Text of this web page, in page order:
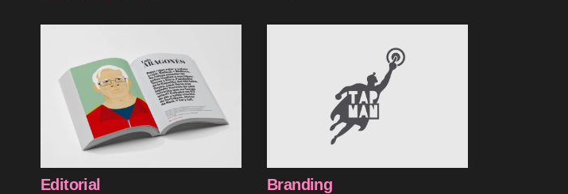
Editorial Branding